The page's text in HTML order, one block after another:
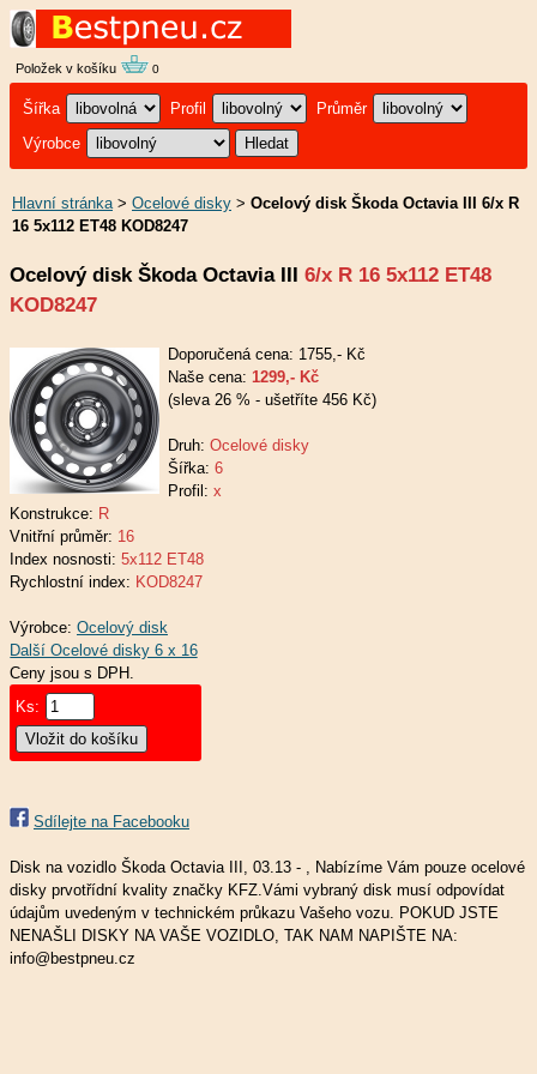
Položek v košíku 0
Šířka Profil
Průměr
Výrobce
Hlavní stránka> Ocelové disky > Ocelový disk Škoda Octavia III 6/x R
16 5x112 ET48 KOD8247
Ocelový disk Škoda Octavia III 6/x R 16 5x112 ET48
KOD8247
Doporučená cena: 1755,- Kč
Naše cena: 1299,- Kč
(sleva 26 % - ušetříte 456 Kč)
Druh: Ocelové disky
Šířka: 6
Profil: x
Konstrukce: R
Vnitřní průměr: 16
Index nosnosti: 5x112 ET48
Rychlostní index: KOD8247
Výrobce: Ocelový disk
Ceny jsou s DPH.
Ks:
Sdílejte na Facebooku
Disk na vozidlo Škoda Octavia III, 03.13 - , Nabízíme Vám pouze ocelové
disky prvotřídní kvality značky KFZ.Vámi vybraný disk musí odpovídat
údajům uvedeným v technickém průkazu Vašeho vozu. POKUD JSTE
NENAŠLI DISKY NA VAŠE VOZIDLO, TAK NAM NAPIŠTE NA:
info@bestpneu.cz